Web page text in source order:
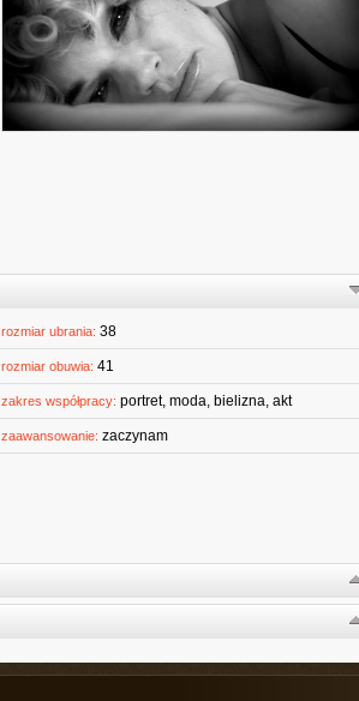
rozmiar ubrania: 38
rozmiar obuwia: 41
zakres współpracy: portret, moda, bielizna, akt
zaawansowanie: zaczynam